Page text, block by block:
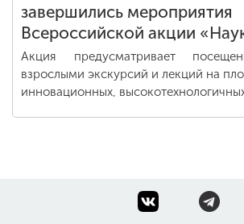
завершились мероприятия
Всероссийской акции
Акция предусматривает
взрослыми экскурсий и лекций на
инновационных,